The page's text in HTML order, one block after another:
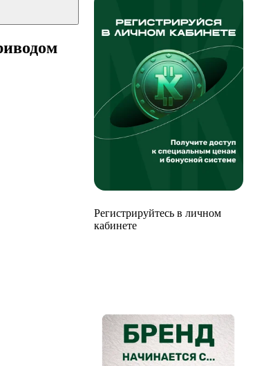
Регистрируйтесь в личном
кабинете